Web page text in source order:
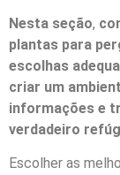
Nesta seção,
plantas para
escolhas
criar um
informações e
verdadeiro
Escolher as